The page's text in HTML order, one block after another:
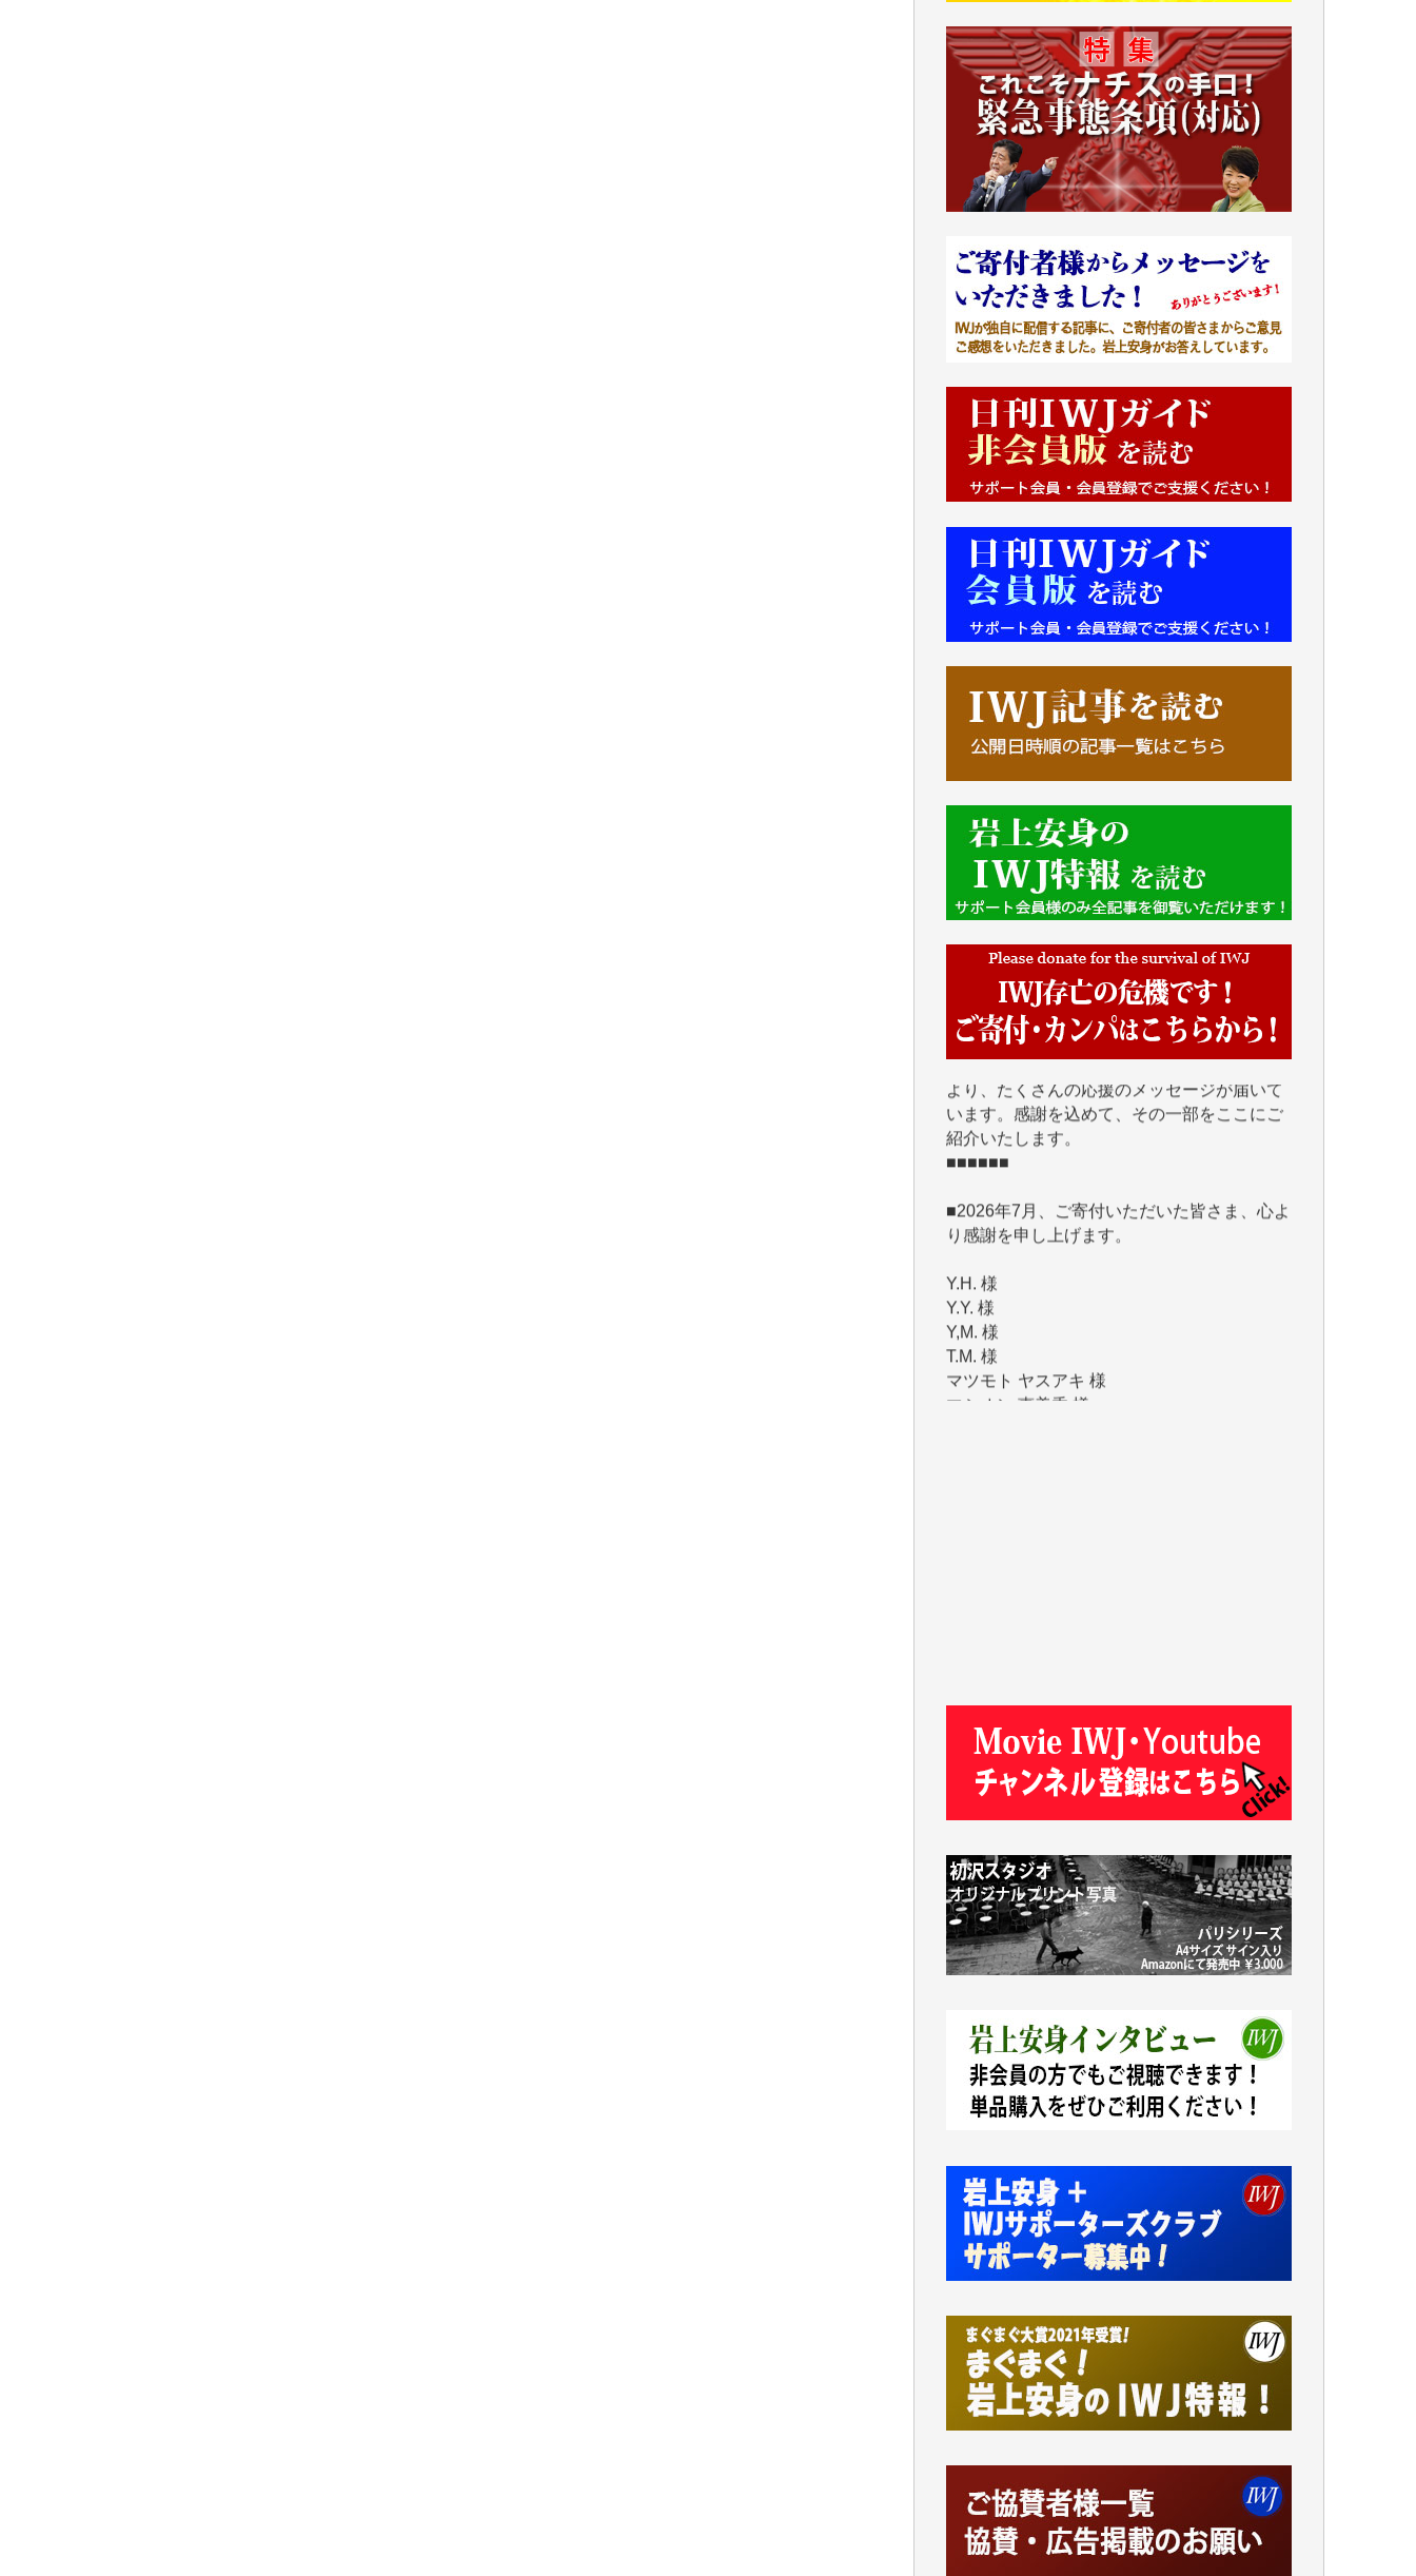
■■■■■■
IWJには、ご寄付・カンパをいただいた方々
より、たくさんの応援のメッセージが届いて
紹介いたします。
■■■■■■
■2026年7月、ご寄付いただいた皆さま、心よ
Y.H. 様
Y,M. 様
T.M. 様
マツモト ヤスアキ 様
マシオン 恵美香 様
岩井 祐子 様
ASAKO TAKAESU 様
マシオン恵美香 様
平野智生 様
山本賢二 様
吉住俊昭 様
金 盛起 様
塩川 晃平 様
松本益美 様
井出 隆太 様
及川昭男 様
藤岡比左志 様
井出 隆太 様
小池説夫 様
アオキカナメ 様
です。市民側に立つ講演会にIWJのカメラマ
ンをよく拝見しております。コンテンツが失
われるのはあまりにもったいない。少しでも
お役立てください。（H.O.様）
様）
今日、僅かですがカンパしました。IWJの危
機を乗り切るには到底及ばない額ですが病気
の妻を抱えている私にとっては精一杯のカン
かねてよりIWJが発してきた膨大な取材記事
や解説記事、そして各界の方々とのインタビ
ューは大袈裟ではなく、極めて重要な知的財
産だと思っています。